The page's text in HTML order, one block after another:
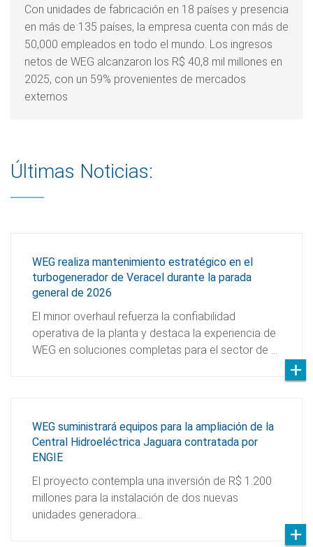
Con unidades de fabricación en 18 países y presencia
en más de 135 países, la empresa cuenta con más de
50,000 empleados en todo el mundo. Los ingresos
netos de WEG alcanzaron los R$ 40,8 mil millones en
2025, con un 59% provenientes de mercados
externos
Últimas Noticias:
WEG realiza mantenimiento estratégico en el
turbogenerador de Veracel durante la parada
general de 2026
El minor overhaul refuerza la confiabilidad
operativa de la planta y destaca la experiencia de
WEG en soluciones completas para el sector de …
WEG suministrará equipos para la ampliación de la
Central Hidroeléctrica Jaguara contratada por
ENGIE
El proyecto contempla una inversión de R$ 1.200
millones para la instalación de dos nuevas
unidades generadora…